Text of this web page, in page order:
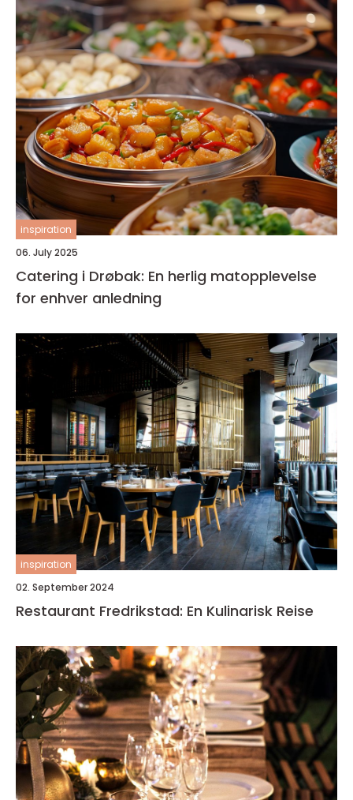
inspiration
06. July 2025
Catering i Drøbak: En herlig matopplevelse
for enhver anledning
inspiration
02. September 2024
Restaurant Fredrikstad: En Kulinarisk Reise